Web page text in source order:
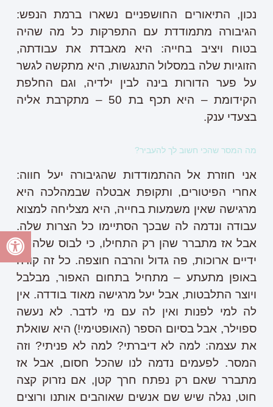
נכון, התיאורים החושפניים נשארו ברמת הנפש:
הגיבורה מתמודדת עם התפרקות כל מה שהיה
בטוח ויציב בחייה: היא מאבדת את עבודתה,
הזוגיות שלה במסלול התנגשות, היא מתקשה לגשר
על פער הדורות בינה לבין ילדיה, וגם החלפת
הקידומת – היא תכף בת 50 – מתקרבת אליה
בצעדי ענק.
מה המסר שהכי חשוב לך להעביר?
אני חוזרת אל ההתמודדות שהגיבורה יעל חווה:
אחרי הפיטורים, ותקופת אבטלה שבמהלכה היא
מרגישה שאין משמעות בחייה, היא מצליחה למצוא
עבודה ונדמה לה שבכך הסתיימו כל הצרות שלה.
אבל אז מתברר שהן רק התחילו, כי לבוס שלה יש
ידיים ארוכות, פה גדול והרבה חוצפה. כל זה קורה
באופן מתעתע – מתחיל בתחום האפור, מבלבל
ויוצר התלבטות, אבל יעל מרגישה מאוד בודדה. אין
לה למי לפנות ואין לה עם מי לדבר. לא נעשה
ספוילר, אבל בסיום הספר (האופטימי!) היא שואלת
את עצמה: למה לא דיברתי? למה לא פניתי? וזה
המסר. לפעמים נדמה לנו שהכל חסום, אבל אז
מתברר שאם רק נפתח חרך קטן, אם נזרוק קצה
חוט, נגלה שיש שם אנשים שאוהבים אותנו ורוצים